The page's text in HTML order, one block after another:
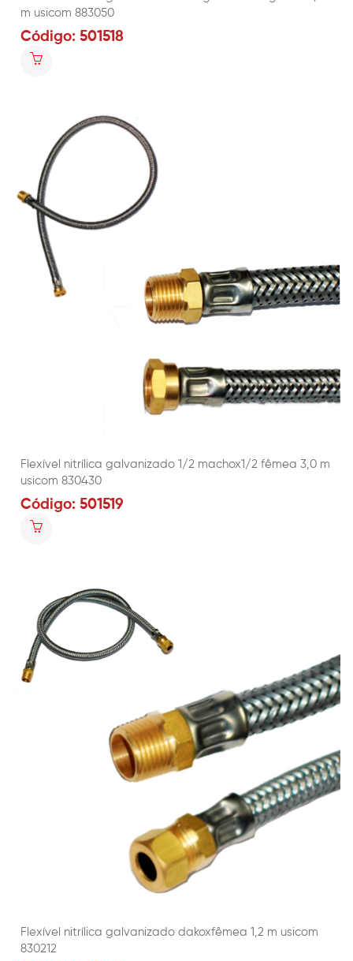
m usicom 883050
Código: 501518
Flexível nitrílica galvanizado 1/2 machox1/2 fêmea 3,0 m
usicom 830430
Código: 501519
Flexível nitrílica galvanizado dakoxfêmea 1,2 m usicom
830212